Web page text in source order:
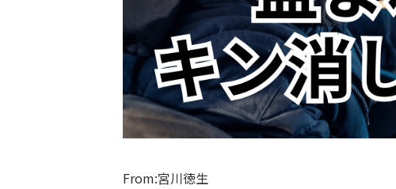
From:宮川徳生